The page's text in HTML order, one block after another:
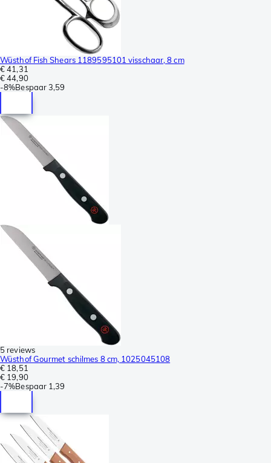
Wüsthof Fish Shears 1189595101 visschaar, 8 cm
€ 41,31
€ 44,90
-8%Bespaar3,59
5 reviews
Wüsthof Gourmet schilmes 8 cm, 1025045108
€ 18,51
€ 19,90
-7%Bespaar 1,39